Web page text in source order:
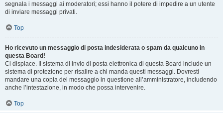
segnala i messaggi ai moderatori; essi hanno il potere di impedire a un utente
di inviare messaggi privati​​.
Top
Ho ricevuto un messaggio di posta indesiderata o spam da qualcuno in
questa Board!
Ci dispiace. Il sistema di invio di posta elettronica di questa Board include un
sistema di protezione per risalire a chi manda questi messaggi. Dovresti
mandare una copia del messaggio in questione all’amministratore, includendo
anche l’intestazione, in modo che possa intervenire.
Top